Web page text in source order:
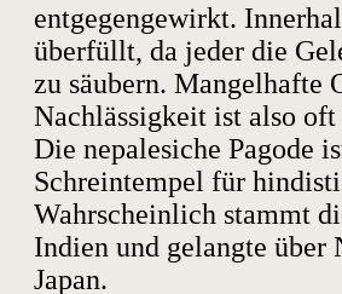
entgegengewirkt.
überfüllt, da jeder die
zu säubern. Mangelhafte
Nachlässigkeit ist also
Die nepalesiche Pagode
Schreintempel für
Wahrscheinlich stammt
Indien und gelangte über
Japan.